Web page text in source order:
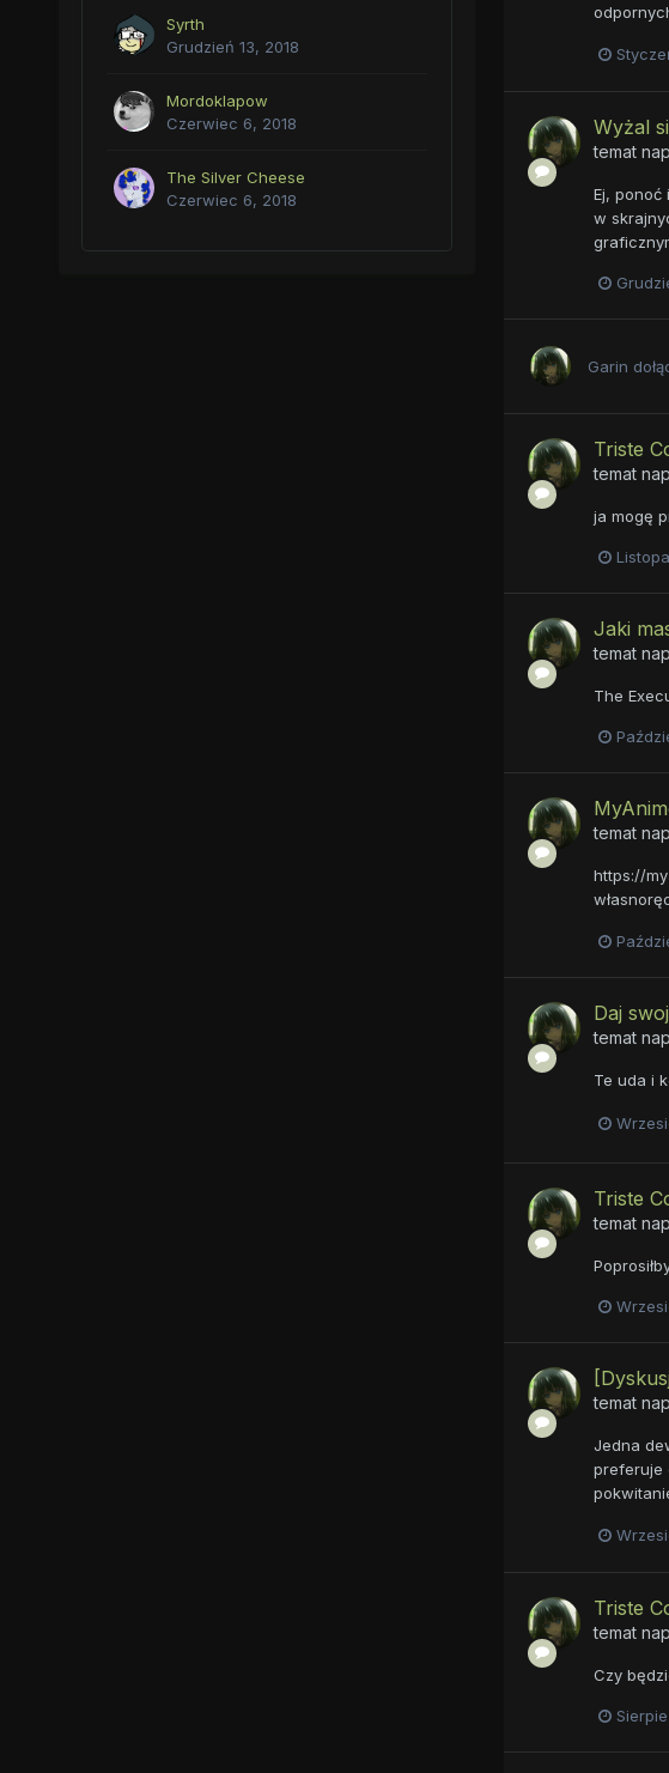
Syrth
Grudzień 13, 2018
Mordoklapow
Czerwiec 6, 2018
The Silver Cheese
Czerwiec 6, 2018
Wyżal
temat
Ej,
w
Garin
Triste
temat
ja mogę
Jaki
temat
The
temat
https://
Daj
temat
Te uda i
Triste
temat
temat
Jedna
preferuje
Triste
temat
Czy